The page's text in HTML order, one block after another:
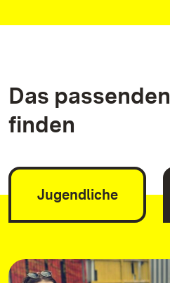
Das passenden
finden
Jugendliche